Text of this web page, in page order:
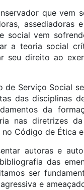
que vem
assediadoras
social vem
a teoria social
seu direito ao
de Serviço Social
das disciplinas
da
nas diretrizes
no Código de Ética
autoras e
das
ser
e